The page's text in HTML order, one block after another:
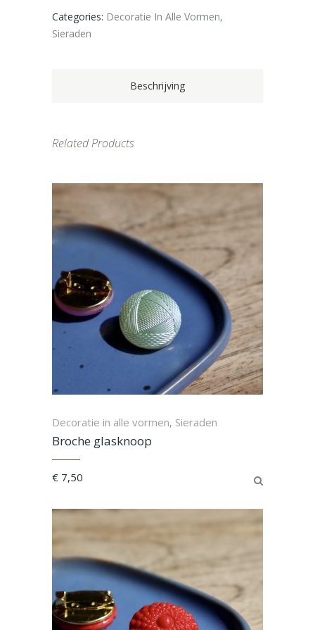
Categories: Decoratie In Alle Vormen,
Sieraden
Beschrijving
Related Products
Decoratie in alle vormen, Sieraden
Broche glasknoop
€ 7,50